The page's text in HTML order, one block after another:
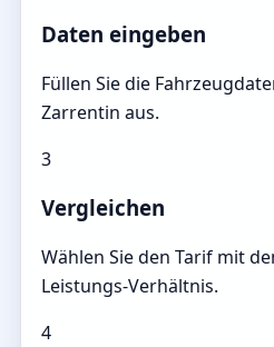
Daten eingeben
Füllen Sie die
Zarrentin aus.
3
Vergleichen
Wählen Sie den Tarif mit
Leistungs-Verhältnis.
4